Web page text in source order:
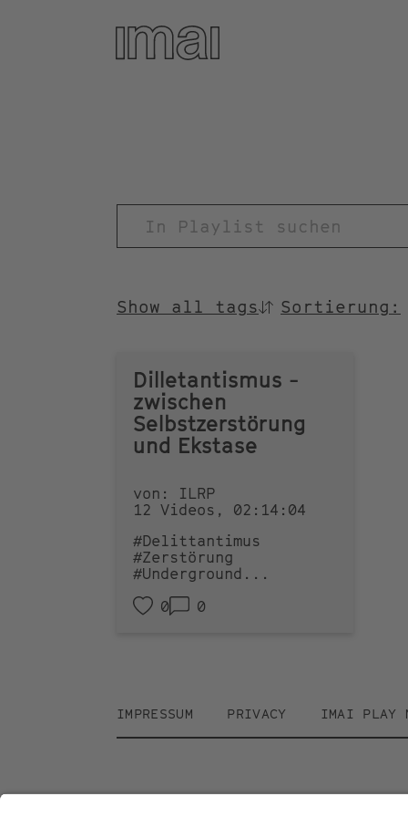
Show all tagsSORTIEREN
Sortierung:
Dilletantismus -
zwischen
Selbstzerstörung
und Ekstase
von: ILRP
12 Videos, 02:14:04
#Delittantimus
#Zerstörung
#Underground ...
0
0
Footer
IMPRESSUM PRIVACY IMAI PLAY